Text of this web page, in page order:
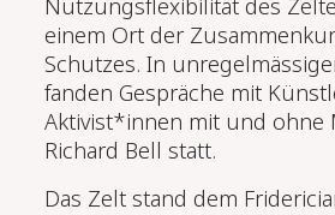
Nutzungsflexibilität des
einem Ort der
Schutzes. In
fanden Gespräche mit
Aktivist*innen mit und ohne
Richard Bell statt.
Das Zelt stand dem